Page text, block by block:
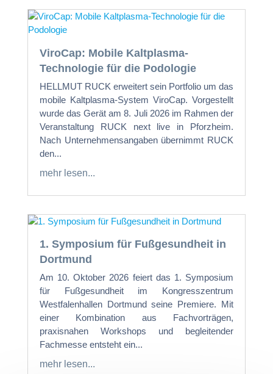
ViroCap: Mobile Kaltplasma-
Technologie für die Podologie
HELLMUT RUCK erweitert sein Portfolio um das
mobile Kaltplasma-System ViroCap. Vorgestellt
wurde das Gerät am 8. Juli 2026 im Rahmen der
Veranstaltung RUCK next live in Pforzheim.
Nach Unternehmensangaben übernimmt RUCK
den...
mehr lesen...
1. Symposium für Fußgesundheit in
Dortmund
Am 10. Oktober 2026 feiert das 1. Symposium
für Fußgesundheit im Kongresszentrum
Westfalenhallen Dortmund seine Premiere. Mit
einer Kombination aus Fachvorträgen,
praxisnahen Workshops und begleitender
Fachmesse entsteht ein...
mehr lesen...